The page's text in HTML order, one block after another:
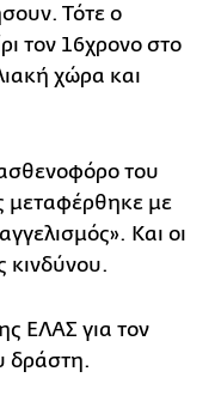
Τότε ο
τον 16χρονο στο
χώρα και
του
μεταφέρθηκε με
Και οι
κινδύνου.
ΕΛΑΣ για τον
δράστη.